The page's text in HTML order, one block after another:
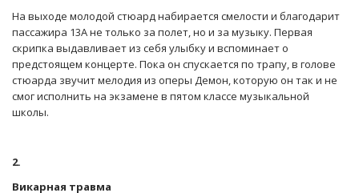
На выходе молодой стюард набирается смелости и благодарит
пассажира 13А не только за полет, но и за музыку. Первая
скрипка выдавливает из себя улыбку и вспоминает о
предстоящем концерте. Пока он спускается по трапу, в голове
стюарда звучит мелодия из оперы Демон, которую он так и не
смог исполнить на экзамене в пятом классе музыкальной
школы.
2.
Викарная травма